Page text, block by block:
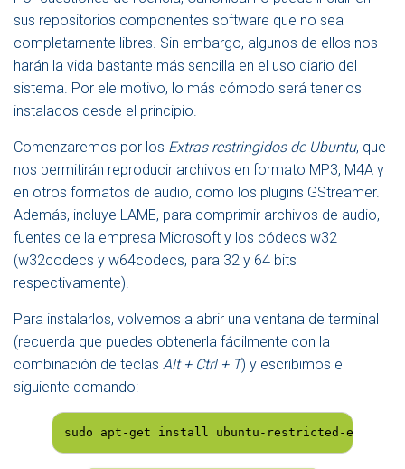
sus repositorios componentes software que no sea
completamente libres. Sin embargo, algunos de ellos nos
harán la vida bastante más sencilla en el uso diario del
sistema. Por ele motivo, lo más cómodo será tenerlos
instalados desde el principio.
Comenzaremos por los Extras restringidos de Ubuntu, que
nos permitirán reproducir archivos en formato MP3, M4A y
en otros formatos de audio, como los plugins GStreamer.
Además, incluye LAME, para comprimir archivos de audio,
fuentes de la empresa Microsoft y los códecs w32
(w32codecs y w64codecs, para 32 y 64 bits
respectivamente).
Para instalarlos, volvemos a abrir una ventana de terminal
(recuerda que puedes obtenerla fácilmente con la
combinación de teclas Alt + Ctrl + T) y escribimos el
siguiente comando:
sudo apt-get install ubuntu-restricted-extras -